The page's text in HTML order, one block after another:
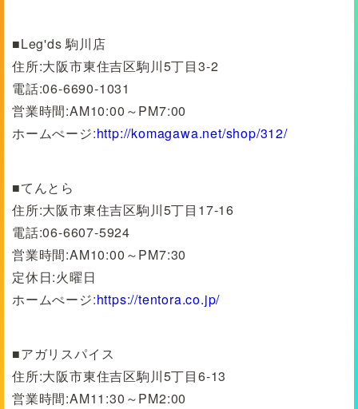
■Leg'ds 駒川店
住所:大阪市東住吉区駒川5丁目3-2
電話:06-6690-1031
営業時間:AM10:00～PM7:00
ホームぺージ:http://komagawa.net/shop/312/
■てんとら
住所:大阪市東住吉区駒川5丁目17-16
電話:06-6607-5924
営業時間:AM10:00～PM7:30
定休日:火曜日
ホームぺージ:https://tentora.co.jp/
■アガリスパイス
住所:大阪市東住吉区駒川5丁目6-13
営業時間:AM11:30～PM2:00